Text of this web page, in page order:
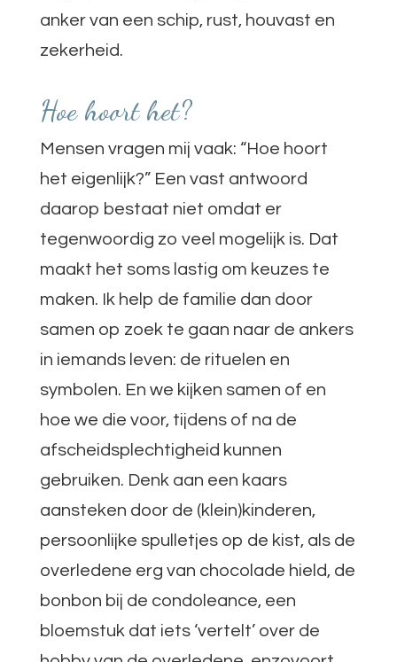
anker van een schip, rust, houvast en
zekerheid.
Hoe hoort het?
Mensen vragen mij vaak: “Hoe hoort
het eigenlijk?” Een vast antwoord
daarop bestaat niet omdat er
tegenwoordig zo veel mogelijk is. Dat
maakt het soms lastig om keuzes te
maken. Ik help de familie dan door
samen op zoek te gaan naar de ankers
in iemands leven: de rituelen en
symbolen. En we kijken samen of en
hoe we die voor, tijdens of na de
afscheidsplechtigheid kunnen
gebruiken. Denk aan een kaars
aansteken door de (klein)kinderen,
persoonlijke spulletjes op de kist, als de
overledene erg van chocolade hield, de
bonbon bij de condoleance, een
bloemstuk dat iets ‘vertelt’ over de